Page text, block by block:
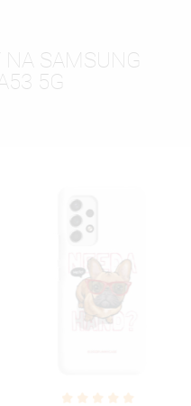
NA SAMSUNG
5G